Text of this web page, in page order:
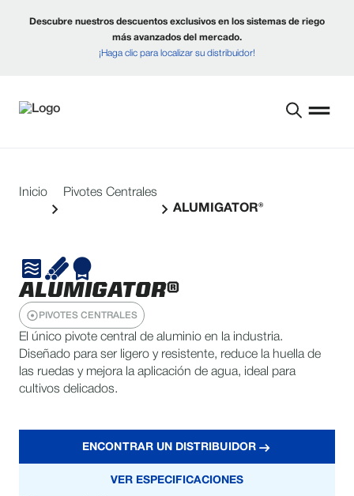
Descubre nuestros descuentos exclusivos en los sistemas de riego
más avanzados del mercado.
¡Haga clic para localizar su distribuidor!
Inicio
Pivotes Centrales
ALUMIGATOR®
ALUMIGATOR®
PIVOTES CENTRALES
El único pivote central de aluminio en la industria.
Diseñado para ser ligero y resistente, reduce la huella de
las ruedas y mejora la aplicación de agua, ideal para
cultivos delicados.
ENCONTRAR UN DISTRIBUIDOR
VER ESPECIFICACIONES